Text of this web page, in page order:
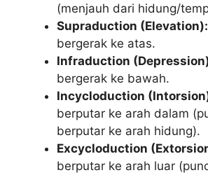
(menjauh dari hidung/
Supraduction (Elevation):
bergerak ke atas.
Infraduction
bergerak ke bawah.
Incycloduction
berputar ke arah dalam
berputar ke arah hidung).
Excycloduction
berputar ke arah luar